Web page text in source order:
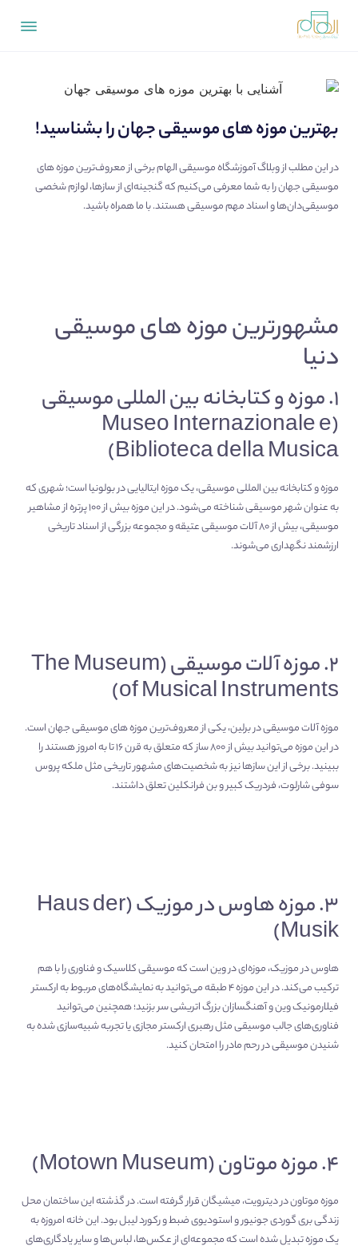
بهترین موزه های موسیقی جهان را بشناسید!
در این مطلب ازوبلاگ آموزشگاه موسیقی الهامبرخی از معروف‌ترین موزه های
موسیقی جهان را به شما معرفی می‌کنیم که گنجینه‌ای از سازها، لوازم شخصی
موسیقی‌دان‌ها و اسناد مهم موسیقی هستند. با ما همراه باشید.
مشهورترین موزه های موسیقی
دنیا
۱. موزه و کتابخانه بین المللی موسیقی
(Museo Internazionale e
Biblioteca della Musica)
موزه و کتابخانه بین المللی موسیقی، یک موزه ایتالیایی در بولونیا است؛ شهری که
به عنوان شهر موسیقی شناخته می‌شود. در این موزه بیش از ۱۰۰ پرتره از مشاهیر
موسیقی، بیش از ۸۰ آلات موسیقی عتیقه و مجموعه بزرگی از اسناد تاریخی
ارزشمند نگهداری می‌شوند.
۲. موزه آلات موسیقی (The Museum
of Musical Instruments)
موزه آلات موسیقی در برلین، یکی از معروف‌ترین موزه های موسیقی جهان است.
در این موزه می‌توانید بیش از ۸۰۰ ساز که متعلق به قرن ۱۶ تا به امروز هستند را
ببینید. برخی از این سازها نیز به شخصیت‌های مشهور تاریخی مثل ملکه پروس
سوفی شارلوت، فردریک کبیر و بن فرانکلین تعلق داشتند.
۳. موزه هاوس در موزیک (Haus der
Musik)
هاوس در موزیک، موزه‌ای در وین است که موسیقی کلاسیک و فناوری را با هم
ترکیب می‌کند. در این موزه ۴ طبقه می‌توانید به نمایشگاه‌های مربوط به ارکستر
فیلارمونیک وین و آهنگسازان بزرگ اتریشی سر بزنید؛ همچنین می‌توانید
فناوری‌های جالب موسیقی مثل رهبری ارکستر مجازی یا تجربه شبیه‌سازی شده به
شنیدن موسیقی در رحم مادر را امتحان کنید.
۴. موزه موتاون (Motown Museum)
موزه موتاون در دیترویت، میشیگان قرار گرفته است. در گذشته این ساختمان محل
زندگی بری گوردی جونیور و استودیوی ضبط و رکورد لیبل بود. این خانه امروزه به
یک موزه تبدیل شده است که مجموعه‌‌ای از عکس‌‌ها، لباس‌ها و سایر یادگاری‌های